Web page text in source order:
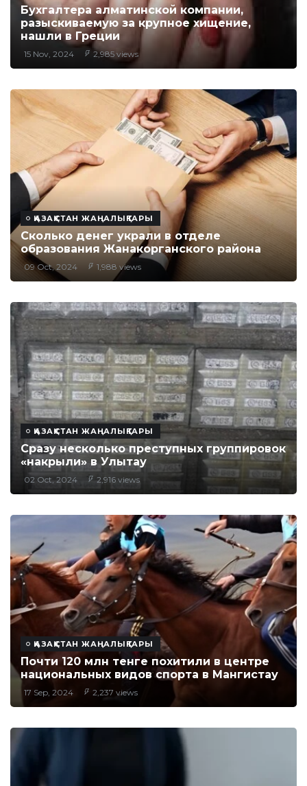
Бухгалтера алматинской компании,
разыскиваемую за крупное хищение,
нашли в Греции
15 Nov, 2024 2,985 views
ҚАЗАҚСТАН ЖАҢАЛЫҚТАРЫ
Сколько денег украли в отделе
образования Жанакорганского района
09 Oct, 2024 1,988 views
ҚАЗАҚСТАН ЖАҢАЛЫҚТАРЫ
Сразу несколько преступных группировок
«накрыли» в Улытау
02 Oct, 2024 2,916 views
ҚАЗАҚСТАН ЖАҢАЛЫҚТАРЫ
Почти 120 млн тенге похитили в центре
национальных видов спорта в Мангистау
17 Sep, 2024 2,237 views